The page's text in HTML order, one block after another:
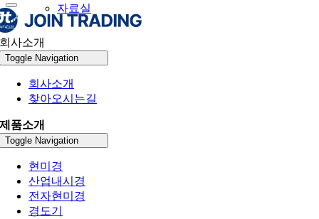
자료실
회사소개
Toggle Navigation
회사소개
찾아오시는길
제품소개
Toggle Navigation
현미경
산업내시경
전자현미경
경도기